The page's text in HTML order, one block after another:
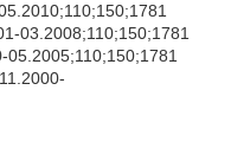
03.2008;110;150;1781
05.2005;110;150;1781